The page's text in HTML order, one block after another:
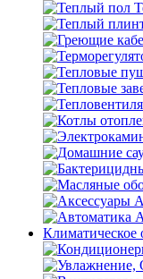
Климатическое